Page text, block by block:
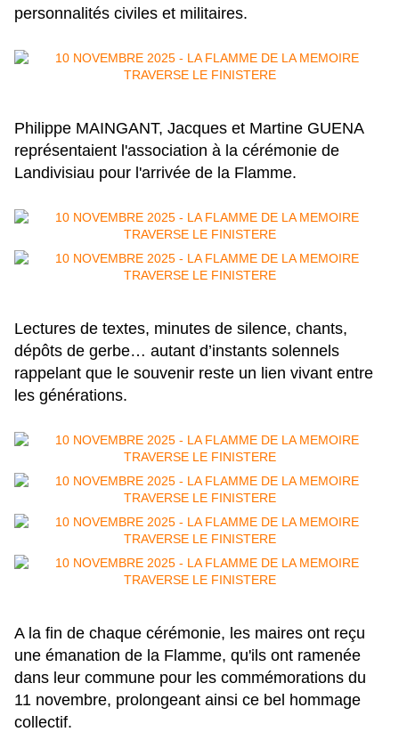
personnalités civiles et militaires.
Philippe MAINGANT, Jacques et Martine GUENA
représentaient l'association à la cérémonie de
Landivisiau pour l'arrivée de la Flamme.
Lectures de textes, minutes de silence, chants,
dépôts de gerbe… autant d’instants solennels
rappelant que le souvenir reste un lien vivant entre
les générations.
A la fin de chaque cérémonie, les maires ont reçu
une émanation de la Flamme, qu'ils ont ramenée
dans leur commune pour les commémorations du
11 novembre, prolongeant ainsi ce bel hommage
collectif.